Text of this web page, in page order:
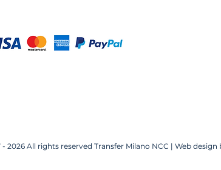
- 2026 All rights reserved Transfer Milano NCC | Web design